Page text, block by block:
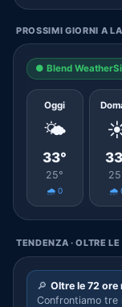
PROSSIMI GIORNI A
● Blend
Oggi
🌤️
33°
25°
🌧️ 0 🌧️
TENDENZA · OLTRE
🔎 Oltre le 72
Confrontiamo tre